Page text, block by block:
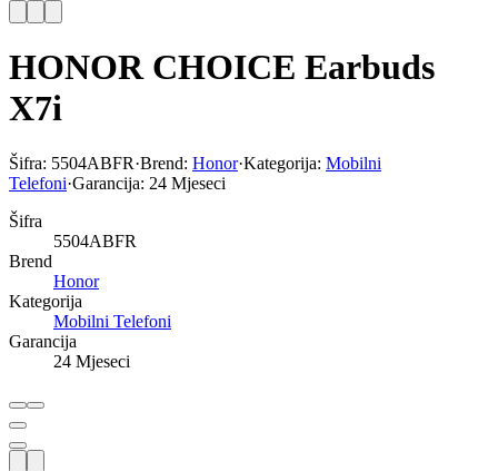
HONOR CHOICE Earbuds
X7i
Šifra: 5504ABFR·Brend: Honor·Kategorija: Mobilni
Telefoni·Garancija: 24 Mjeseci
Šifra
5504ABFR
Brend
Honor
Kategorija
Mobilni Telefoni
Garancija
24 Mjeseci